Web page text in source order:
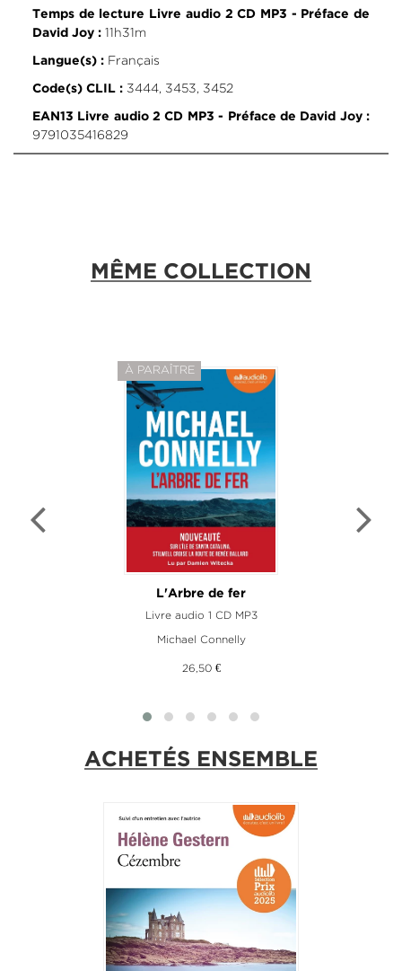
Temps de lecture Livre audio 2 CD MP3 - Préface de
David Joy :11h31m
Langue(s) :Français
Code(s) CLIL :3444, 3453, 3452
EAN13 Livre audio 2 CD MP3 - Préface de David Joy :
9791035416829
MÊME COLLECTION
À PARAÎTRE
L'Arbre de fer
Livre audio 1 CD MP3
Michael Connelly
26,50 €
ACHETÉS ENSEMBLE